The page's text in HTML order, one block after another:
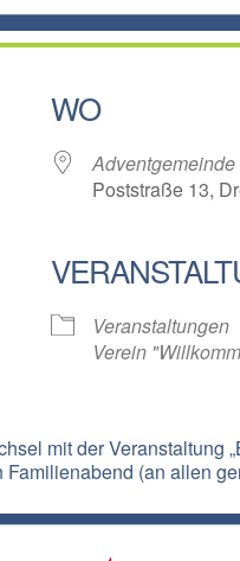
Kalender
WO
Adventgemeinde
Poststraße 13,
Veranstaltungen
Verein
mit der Veranstaltung
(an allen